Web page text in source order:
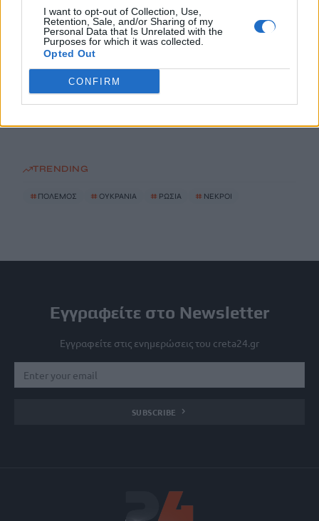
I want to opt-out of Collection, Use,
Retention, Sale, and/or Sharing of my
Personal Data that Is Unrelated with the
Purposes for which it was collected.
Opted Out
CONFIRM
Ευρωπαϊκό Πρωτάθλημα Στίβου: Πρεμιέρα σήμερα στο
Μπέρμιγχαμ με τη συμμετοχή του Τεντόγλου να ξεχωρίζει
10 Αυγούστου, 2026
Επίδομα 150 ευρώ ανά παιδί: Ποιοι θα πληρωθούν τέλη στα
Αυγούστου
TRENDING
# ΠΟΛΕΜΟΣ # ΟΥΚΡΑΝΙΑ # ΡΩΣΙΑ # ΝΕΚΡΟΙ
Εγγραφείτε στο Newsletter
Εγγραφείτε στις ενημερώσεις του creta24.gr
SUBSCRIBE